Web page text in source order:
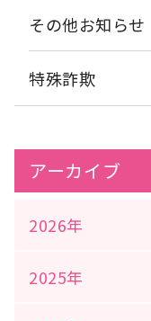
田先生の指導にも熱が入ります
ゴの歌」の音楽に合わ
せて踊る事は、リズ
一度に色々な事を考え
す。余談ですがダンス
ータもあるそうですよ。 [caption
踊ります。[/caption]
align="alignnone"
「楽らく体操」は楽し
違いがあっても笑いが
場であるとも思います
日 金曜日の13:30か
域で元気に過ごしてい
その他お知らせ
特殊詐欺
アーカイブ
2026年
2025年